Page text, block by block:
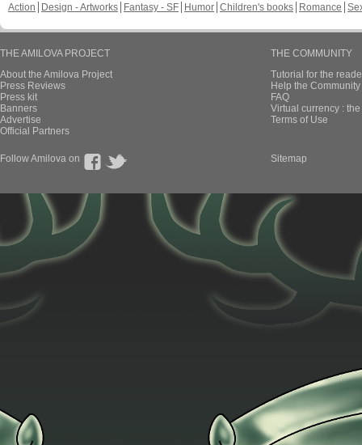
Action
Design - Artworks Fantasy - SF Humor Children's books Romance
THE AMILOVA PROJECT
About the Amilova Project
Press Reviews
Press kit
Banners
Advertise
Official Partners
THE COMMUNITY
Tutorial for the
Help the
FAQ
Virtual currency :
Terms of Use
Follow Amilova on Sitemap